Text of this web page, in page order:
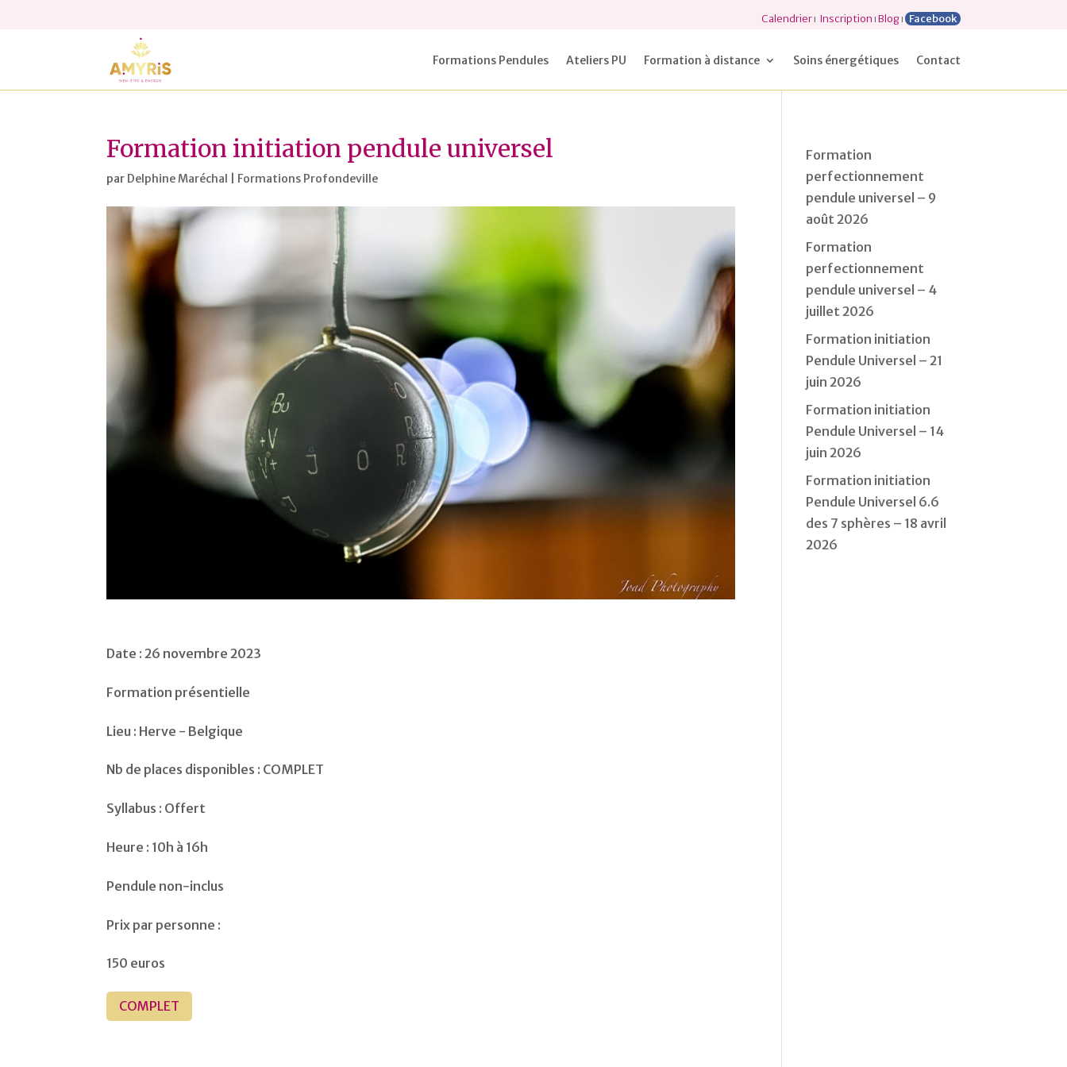
Calendrierı Inscription ıBlogı Facebook
Formations Pendules Ateliers PU Formation à distance Soins énergétiques Contact
Formation initiation pendule universel
par Delphine Maréchal Formations Profondeville
Date : 26 novembre 2023
Formation présentielle
Lieu : Herve - Belgique
Nb de places disponibles : COMPLET
Syllabus : Offert
Heure : 10h à 16h
Pendule non-inclus
Prix par personne :
150 euros
COMPLET
Formation
perfectionnement
pendule universel – 9
août 2026
Formation
perfectionnement
pendule universel – 4
juillet 2026
Formation initiation
Pendule Universel – 21
juin 2026
Formation initiation
Pendule Universel – 14
juin 2026
Formation initiation
Pendule Universel 6.6
des 7 sphères – 18 avril
2026